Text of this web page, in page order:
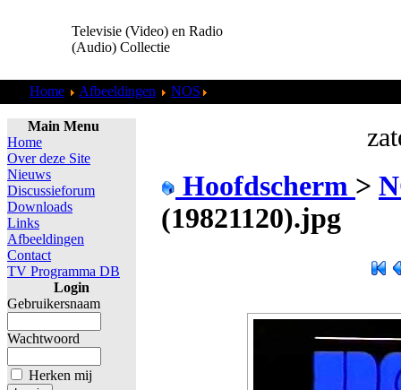
Televisie (Video) en Radio
(Audio) Collectie
Home Afbeeldingen NOS
Main Menu
Home
Over deze Site
Nieuws
Discussieforum
Downloads
Links
Afbeeldingen
Contact
TV Programma DB
Login
Gebruikersnaam
Wachtwoord
Herken mij
Hoofdscherm >
(19821120).jpg